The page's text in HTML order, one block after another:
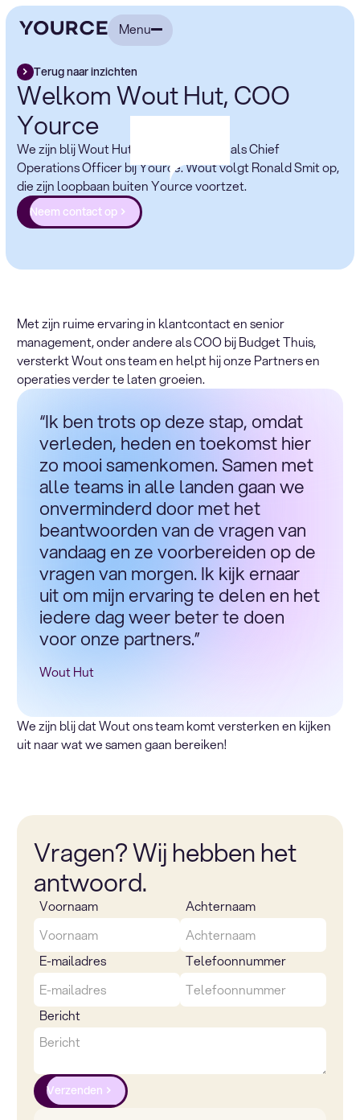
Menu
Terug naar inzichten
Welkom Wout Hut, COO
Yource
We zijn blij Wout Hut te verwelkomen als Chief
Operations Officer bij Yource. Wout volgt Ronald Smit op,
die zijn loopbaan buiten Yource voortzet.
Neem contact op
Met zijn ruime ervaring in klantcontact en senior
management, onder andere als COO bij Budget Thuis,
versterkt Wout ons team en helpt hij onze Partners en
operaties verder te laten groeien.
“Ik ben trots op deze stap, omdat
verleden, heden en toekomst hier
zo mooi samenkomen. Samen met
alle teams in alle landen gaan we
onverminderd door met het
beantwoorden van de vragen van
vandaag en ze voorbereiden op de
vragen van morgen. Ik kijk ernaar
uit om mijn ervaring te delen en het
iedere dag weer beter te doen
voor onze partners.”
Wout Hut
We zijn blij dat Wout ons team komt versterken en kijken
uit naar wat we samen gaan bereiken!
Vragen? Wij hebben het
antwoord.
Voornaam Achternaam
E-mailadres Telefoonnummer
Bericht
Verzenden